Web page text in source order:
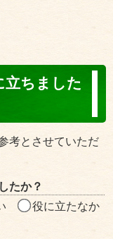
立ちました
考とさせていただ
たか？
役に立たなか